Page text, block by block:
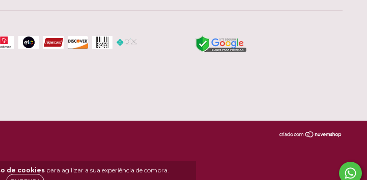
de cookiespara agilizar a sua experiência de compra.